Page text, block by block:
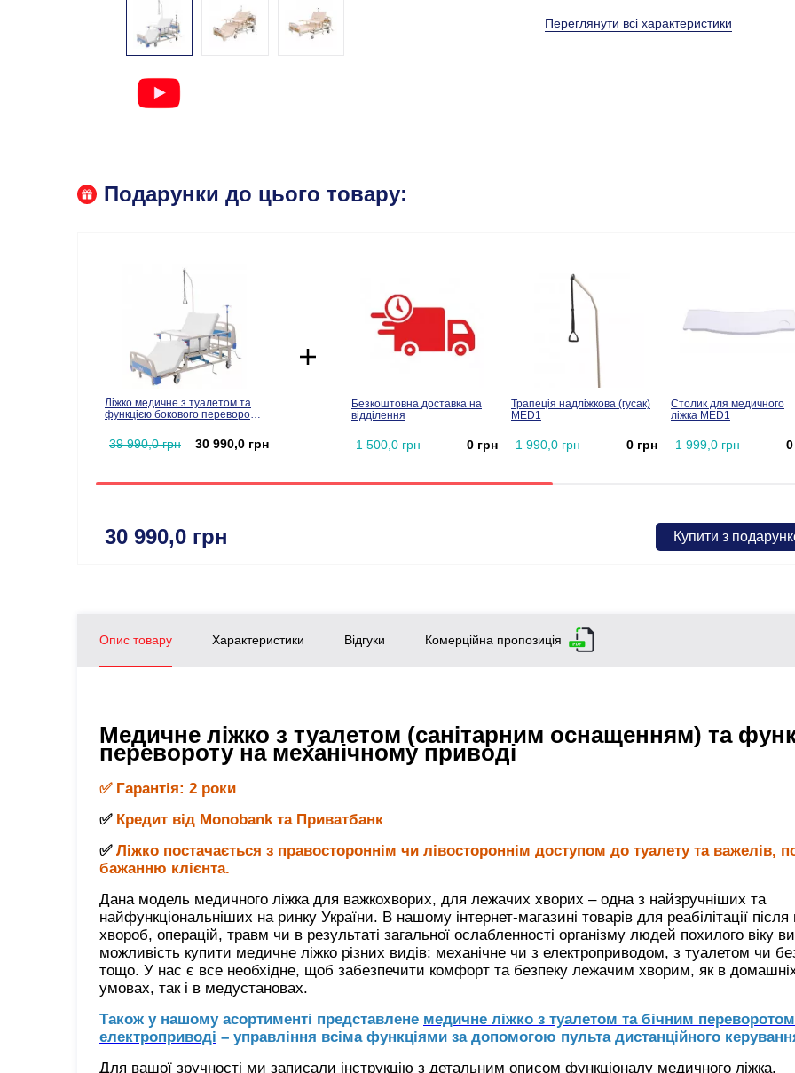
Переглянути всі характеристики
Подарунки до цього товару:
Ліжко медичне з туалетом та
функцією бокового перевороту
(MED1-H03-1)
39 990,0 грн 30 990,0 грн
Безкоштовна доставка на
відділення
1 500,0 грн 0 грн
Трапеція надліжкова (гусак)
MED1
1 990,0 грн 0 грн
Столик для медичного
ліжка MED1
1 999,0 грн
30 990,0 грн Купити з
Опис товару Характеристики Відгуки Комерційна пропозиція
Медичне ліжко з туалетом (санітарним оснащенням) та
перевороту на механічному приводі
✅ Гарантія: 2 роки
✅ Кредит від Monobank та Приватбанк
✅ Ліжко постачається з правостороннім чи лівостороннім доступом до туалету та важелів,
бажанню клієнта.
Дана модель медичного ліжка для важкохворих, для лежачих хворих – одна з найзручніших та
найфункціональніших на ринку України. В нашому інтернет-магазині товарів для реабілітації після
хвороб, операцій, травм чи в результаті загальної ослабленності організму людей похилого віку
можливість купити медичне ліжко різних видів: механічне чи з електроприводом, з туалетом чи
тощо. У нас є все необхідне, щоб забезпечити комфорт та безпеку лежачим хворим, як в
умовах, так і в медустановах.
Також у нашому асортименті представлене медичне ліжко з туалетом та бічним
електроприводі – управління всіма функціями за допомогою пульта дистанційного
Для вашої зручності ми записали інструкцію з детальним описом функціоналу медичного ліжка.